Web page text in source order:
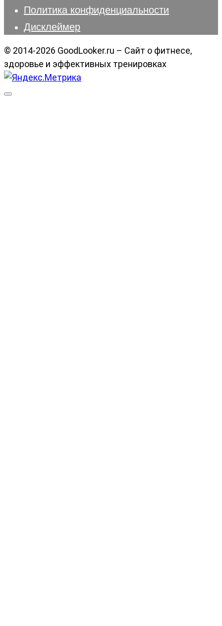
Политика конфиденциальности
Дисклеймер
© 2014-2026 GoodLooker.ru – Сайт о фитнесе,
здоровье и эффективных тренировках